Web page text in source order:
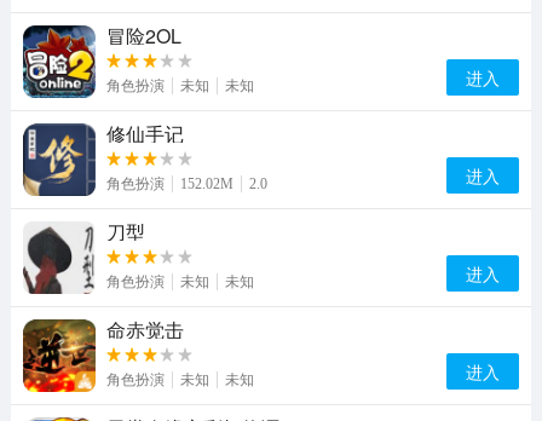
冒险2OL
角色扮演 未知 未知 进入
修仙手记
角色扮演 152.02M 2.0 进入
刀型
角色扮演 未知 未知 进入
命赤觉击
角色扮演 未知 未知 进入